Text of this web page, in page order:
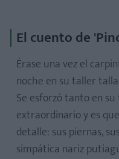
El cuento de
Érase una vez el
noche en su taller
Se esforzó tanto en
extraordinario y es
detalle: sus piernas,
simpática nariz